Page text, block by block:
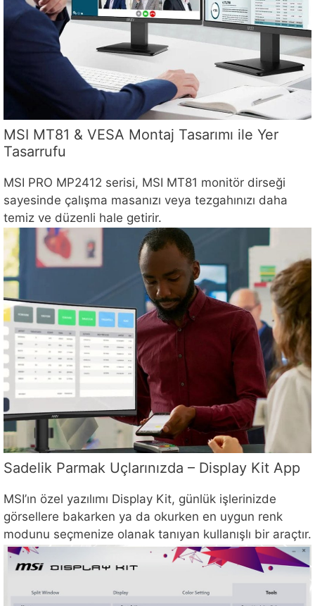
MSI MT81 & VESA Montaj Tasarımı ile Yer
Tasarrufu
MSI PRO MP2412 serisi, MSI MT81 monitör dirseği
sayesinde çalışma masanızı veya tezgahınızı daha
temiz ve düzenli hale getirir.
Sadelik Parmak Uçlarınızda – Display Kit App
MSI’ın özel yazılımı Display Kit, günlük işlerinizde
görsellere bakarken ya da okurken en uygun renk
modunu seçmenize olanak tanıyan kullanışlı bir araçtır.